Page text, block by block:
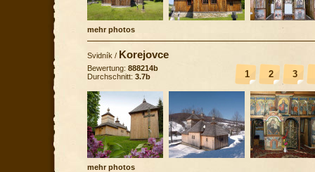
mehr photos
Svidník / Korejovce
1 2 3
Bewertung: 888214b
Durchschnitt: 3.7b
mehr photos